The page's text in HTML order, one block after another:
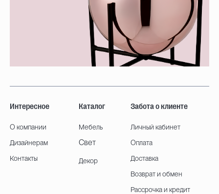
Интересное
О компании
Дизайнерам
Контакты
Каталог
Мебель
Свет
Декор
Забота о клиенте
Личный кабинет
Оплата
Доставка
Возврат и обмен
Рассрочка и кредит